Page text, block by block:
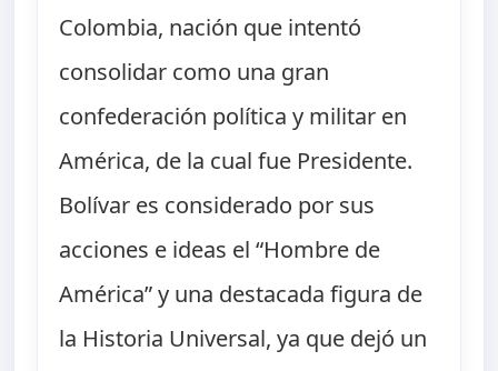
Colombia, nación que intentó
consolidar como una gran
confederación política y militar en
América, de la cual fue Presidente.
Bolívar es considerado por sus
acciones e ideas el “Hombre de
América” y una destacada figura de
la Historia Universal, ya que dejó un